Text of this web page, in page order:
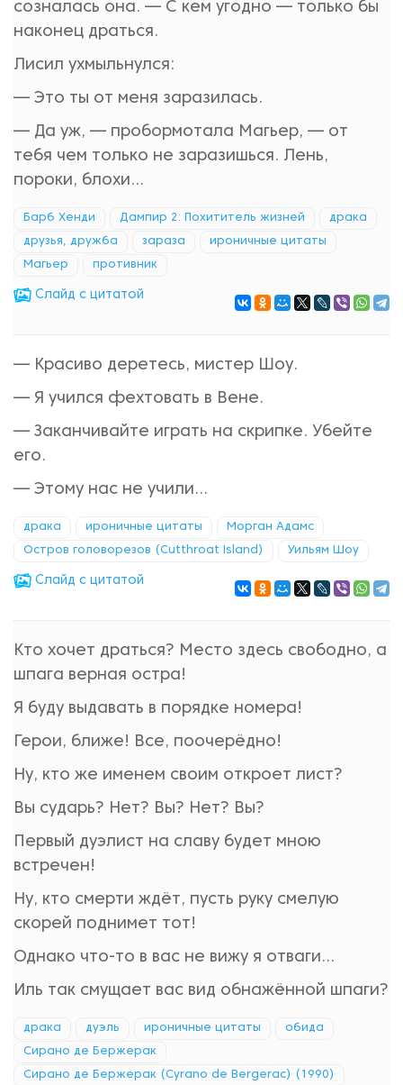
созналась она. — С кем угодно — только бы
наконец драться.
Лисил ухмыльнулся:
— Это ты от меня заразилась.
— Да уж, — пробормотала Магьер, — от
тебя чем только не заразишься. Лень,
пороки, блохи…
Барб Хенди Дампир 2: Похититель жизней драка
друзья, дружба зараза ироничные цитаты
Магьер противник
Cлайд с цитатой
— Красиво деретесь, мистер Шоу.
— Я учился фехтовать в Вене.
— Заканчивайте играть на скрипке. Убейте
его.
— Этому нас не учили...
драка ироничные цитаты Морган Адамс
Остров головорезов (Cutthroat Island) Уильям Шоу
Cлайд с цитатой
Кто хочет драться? Место здесь свободно, а
шпага верная остра!
Я буду выдавать в порядке номера!
Герои, ближе! Все, поочерёдно!
Ну, кто же именем своим откроет лист?
Вы сударь? Нет? Вы? Нет? Вы?
Первый дуэлист на славу будет мною
встречен!
Ну, кто смерти ждёт, пусть руку смелую
скорей поднимет тот!
Однако что-то в вас не вижу я отваги...
Иль так смущает вас вид обнажённой шпаги?
драка дуэль ироничные цитаты обида
Сирано де Бержерак
Сирано де Бержерак (Cyrano de Bergerac) (1990)